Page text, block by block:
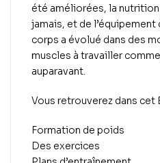
été améliorées, la
jamais, et de
corps a évolué dans des
muscles à travailler
auparavant.
Vous retrouverez dans cet
Formation de poids
Des exercices